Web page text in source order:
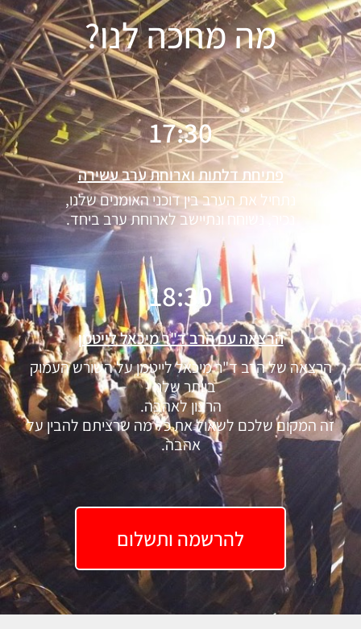
מה מחכה לנו?
17:30
פתיחת דלתות וארוחת ערב עשירה
נתחיל את הערב בין דוכני האומנים שלנו,
נכיר, נשוחח ונתיישב לארוחת ערב ביחד.
18:30
הרצאה עם הרב ד"ר מיכאל לייטמן
הרצאה של הרב ד"ר מיכאל לייטמן על השורש העמוק
ביותר שלנו -
הרצון לאהבה.
זה המקום שלכם לשאול את כל מה שרציתם להבין על
אהבה.
להרשמה ותשלום